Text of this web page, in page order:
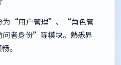
为“用户管理”、“角色管
者身份”等模块。熟悉界
。